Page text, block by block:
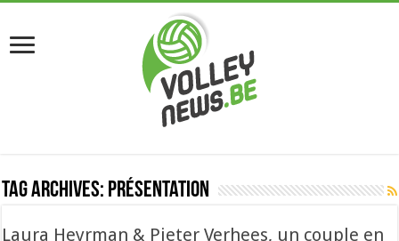
Tag Archives: présentation
Laura Heyrman & Pieter Verhees, un couple en